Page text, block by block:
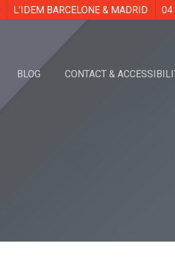
L’IDEM BARCELONE & MADRID 04
BLOG CONTACT &